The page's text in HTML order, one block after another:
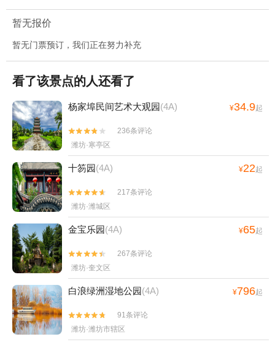
暂无报价
暂无门票预订，我们正在努力补充
看了该景点的人还看了
杨家埠民间艺术大观园(4A) ¥34.9起


236条评论
潍坊·寒亭区
十笏园(4A) ¥22起


217条评论
潍坊·潍城区
金宝乐园(4A) ¥65起


267条评论
潍坊·奎文区
白浪绿洲湿地公园(4A) ¥796起


91条评论
潍坊·潍坊市辖区